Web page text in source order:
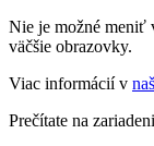
Nie je možné meniť
väčšie obrazovky.
Viac informácií v
Prečítate na